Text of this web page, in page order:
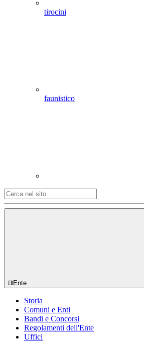
tirocini
faunistico
Ente
Storia
Comuni e Enti
Bandi e Concorsi
Regolamenti dell'Ente
Uffici